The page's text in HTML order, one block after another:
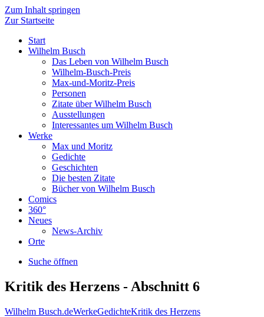
Zum Inhalt springen
Zur Startseite
Start
Wilhelm Busch
Das Leben von Wilhelm Busch
Wilhelm-Busch-Preis
Max-und-Moritz-Preis
Personen
Zitate über Wilhelm Busch
Ausstellungen
Interessantes um Wilhelm Busch
Werke
Max und Moritz
Gedichte
Geschichten
Die besten Zitate
Bücher von Wilhelm Busch
Comics
360°
Neues
News-Archiv
Orte
Suche öffnen
Kritik des Herzens - Abschnitt 6
Wilhelm Busch.deWerkeGedichteKritik des Herzens